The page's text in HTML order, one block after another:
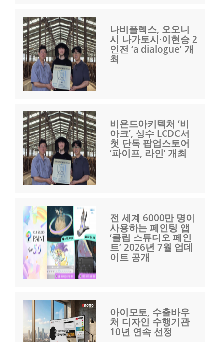
나비플렉스, 오오니
시 나가토시·이현승 2
인전 ‘a dialogue’ 개
최
비욘드아키텍처 ‘비
아크’, 성수 LCDC서
첫 단독 팝업스토어
‘파이프, 라인’ 개최
전 세계 6000만 명이
사용하는 페인팅 앱
‘클립 스튜디오 페인
트’ 2026년 7월 업데
이트 공개
아이모토, 수출바우
처 디자인 수행기관
10년 연속 선정